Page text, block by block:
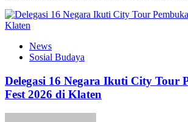
News
Sosial Budaya
Delegasi 16 Negara Ikuti City Tour
Fest 2026 di Klaten